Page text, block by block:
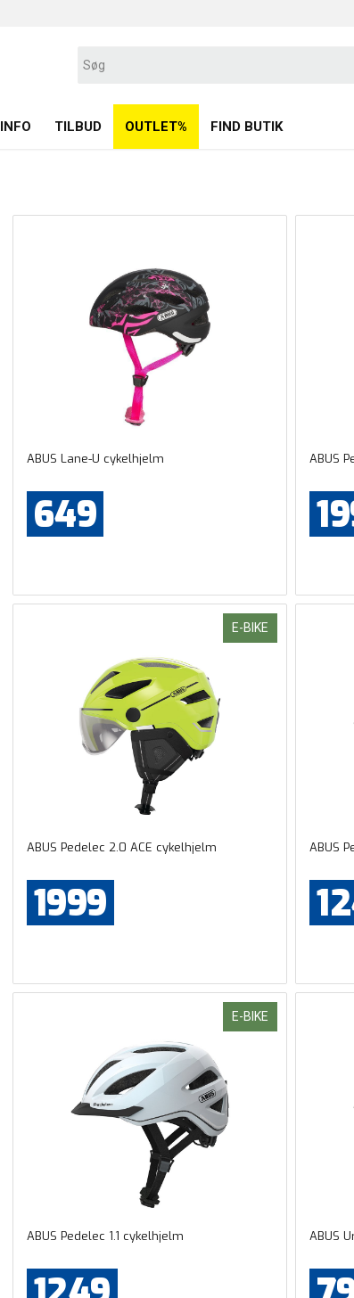
INFO TILBUD OUTLET% FIND BUTIK
ABUS Lane-U cykelhjelm
649
ABUS
E-BIKE
ABUS Pedelec 2.0 ACE cykelhjelm
1999
ABUS
E-BIKE
ABUS Pedelec 1.1 cykelhjelm ABUS